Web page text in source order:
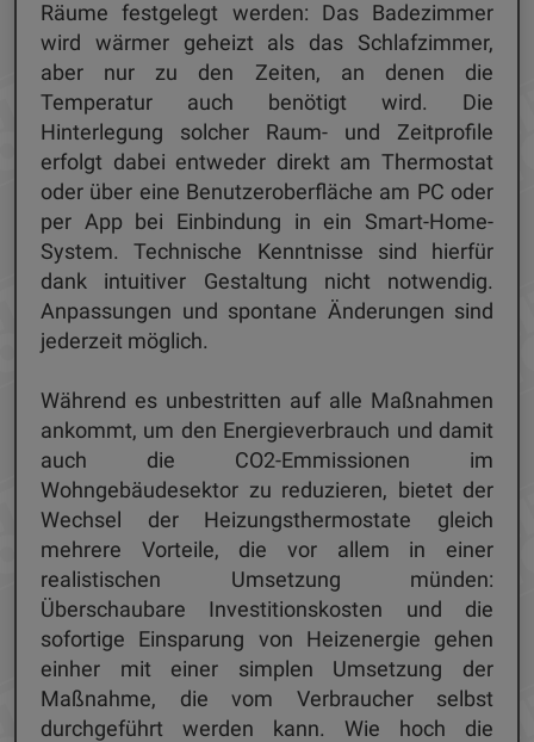
Räume festgelegt werden: Das Badezimmer
wird wärmer geheizt als das Schlafzimmer,
aber nur zu den Zeiten, an denen die
Temperatur auch benötigt wird. Die
Hinterlegung solcher Raum- und Zeitprofile
erfolgt dabei entweder direkt am Thermostat
oder über eine Benutzeroberfläche am PC oder
per App bei Einbindung in ein Smart-Home-
System. Technische Kenntnisse sind hierfür
dank intuitiver Gestaltung nicht notwendig.
Anpassungen und spontane Änderungen sind
jederzeit möglich.
Während es unbestritten auf alle Maßnahmen
ankommt, um den Energieverbrauch und damit
auch die CO2-Emmissionen im
Wohngebäudesektor zu reduzieren, bietet der
Wechsel der Heizungsthermostate gleich
mehrere Vorteile, die vor allem in einer
realistischen Umsetzung münden:
Überschaubare Investitionskosten und die
sofortige Einsparung von Heizenergie gehen
einher mit einer simplen Umsetzung der
Maßnahme, die vom Verbraucher selbst
durchgeführt werden kann. Wie hoch die